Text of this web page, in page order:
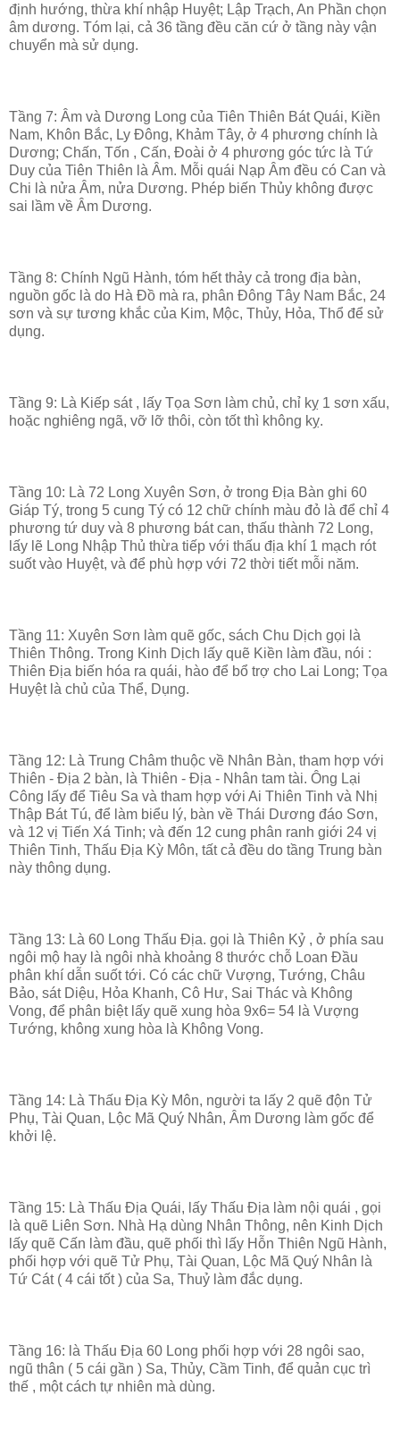
định hướng, thừa khí nhập Huyệt; Lập Trạch, An Phần chọn
âm dương. Tóm lại, cả 36 tầng đều căn cứ ở tầng này vận
chuyển mà sử dụng.
Tầng 7: Âm và Dương Long của Tiên Thiên Bát Quái, Kiền
Nam, Khôn Bắc, Ly Đông, Khảm Tây, ở 4 phương chính là
Dương; Chấn, Tốn , Cấn, Đoài ở 4 phương góc tức là Tứ
Duy của Tiên Thiên là Âm. Mỗi quái Nạp Âm đều có Can và
Chi là nửa Âm, nửa Dương. Phép biến Thủy không được
sai lầm về Âm Dương.
Tầng 8: Chính Ngũ Hành, tóm hết thảy cả trong địa bàn,
nguồn gốc là do Hà Đồ mà ra, phân Đông Tây Nam Bắc, 24
sơn và sự tương khắc của Kim, Mộc, Thủy, Hỏa, Thổ để sử
dụng.
Tầng 9: Là Kiếp sát , lấy Tọa Sơn làm chủ, chỉ kỵ 1 sơn xấu,
hoặc nghiêng ngã, vỡ lỡ thôi, còn tốt thì không kỵ.
Tầng 10: Là 72 Long Xuyên Sơn, ở trong Địa Bàn ghi 60
Giáp Tý, trong 5 cung Tý có 12 chữ chính màu đỏ là để chỉ 4
phương tứ duy và 8 phương bát can, thấu thành 72 Long,
lấy lẽ Long Nhập Thủ thừa tiếp với thấu địa khí 1 mạch rót
suốt vào Huyệt, và để phù hợp với 72 thời tiết mỗi năm.
Tầng 11: Xuyên Sơn làm quẽ gốc, sách Chu Dịch gọi là
Thiên Thông. Trong Kinh Dịch lấy quẽ Kiền làm đầu, nói :
Thiên Địa biến hóa ra quái, hào để bổ trợ cho Lai Long; Tọa
Huyệt là chủ của Thể, Dụng.
Tầng 12: Là Trung Châm thuộc về Nhân Bàn, tham hợp với
Thiên - Địa 2 bàn, là Thiên - Địa - Nhân tam tài. Ông Lại
Công lấy để Tiêu Sa và tham hợp với Ai Thiên Tinh và Nhị
Thập Bát Tú, để làm biểu lý, bàn về Thái Dương đáo Sơn,
và 12 vị Tiến Xá Tinh; và đến 12 cung phân ranh giới 24 vị
Thiên Tinh, Thấu Địa Kỳ Môn, tất cả đều do tầng Trung bàn
này thông dụng.
Tầng 13: Là 60 Long Thấu Địa. gọi là Thiên Kỷ , ở phía sau
ngôi mộ hay là ngôi nhà khoảng 8 thước chỗ Loan Đầu
phân khí dẫn suốt tới. Có các chữ Vượng, Tướng, Châu
Bảo, sát Diệu, Hỏa Khanh, Cô Hư, Sai Thác và Không
Vong, để phân biệt lấy quẽ xung hòa 9x6= 54 là Vượng
Tướng, không xung hòa là Không Vong.
Tầng 14: Là Thấu Địa Kỳ Môn, người ta lấy 2 quẽ độn Tử
Phụ, Tài Quan, Lộc Mã Quý Nhân, Âm Dương làm gốc để
khởi lệ.
Tầng 15: Là Thấu Địa Quái, lấy Thấu Địa làm nội quái , gọi
là quẽ Liên Sơn. Nhà Hạ dùng Nhân Thông, nên Kinh Dịch
lấy quẽ Cấn làm đầu, quẽ phối thì lấy Hỗn Thiên Ngũ Hành,
phối hợp với quẽ Tử Phụ, Tài Quan, Lộc Mã Quý Nhân là
Tứ Cát ( 4 cái tốt ) của Sa, Thuỷ làm đắc dụng.
Tầng 16: là Thấu Địa 60 Long phối hợp với 28 ngôi sao,
ngũ thân ( 5 cái gần ) Sa, Thủy, Cầm Tinh, để quản cục trì
thế , một cách tự nhiên mà dùng.